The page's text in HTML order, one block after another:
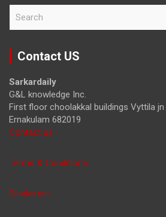
r
Contact US
Sarkardaily
G&L knowledge Inc.
First floor choolakkal buildings Vyttila
Ernakulam 682019
Contact us
Terms & Conditions
Disclaimer